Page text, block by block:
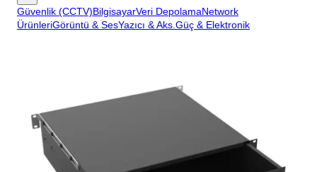
Güvenlik (CCTV)BilgisayarVeri DepolamaNetwork
ÜrünleriGörüntü & SesYazıcı & Aks.Güç & Elektronik